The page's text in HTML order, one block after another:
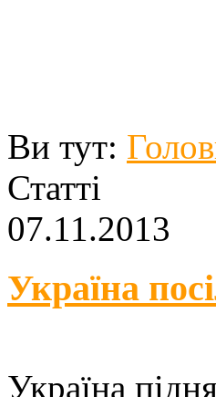
Ви тут:
Статті
07.11.2013
Україна
Україна